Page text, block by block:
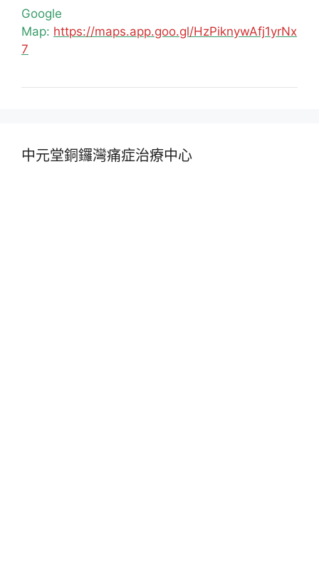
Google
Map: https://maps.app.goo.gl/HzPiknywAfj1yrNx
7
中元堂銅鑼灣痛症治療中心